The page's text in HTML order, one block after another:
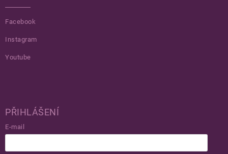
Facebook
Instagram
Youtube
PŘIHLÁŠENÍ
E-mail